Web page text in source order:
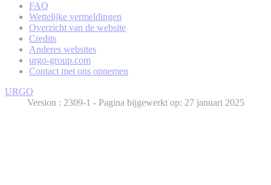
FAQ
Wettelijke vermeldingen
Overzicht van de website
Credits
Anderes websites
urgo-group.com
Contact met ons opnemen
URGO
Version :
- Pagina bijgewerkt op: 27 januari 2025